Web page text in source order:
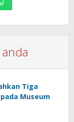
Tiga
Museum